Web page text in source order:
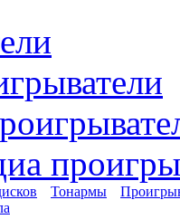
Тонармы